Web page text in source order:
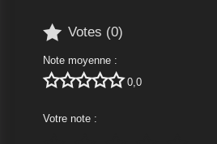
 Votes (0)
Note moyenne :
 0,0
Votre note :